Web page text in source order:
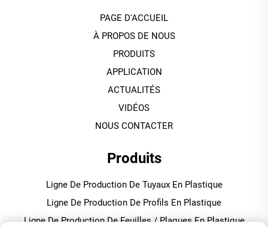
PAGE D'ACCUEIL
À PROPOS DE NOUS
PRODUITS
APPLICATION
ACTUALITÉS
VIDÉOS
NOUS CONTACTER
Produits
Ligne De Production De Tuyaux En Plastique
Ligne De Production De Profils En Plastique
Ligne De Production De Feuilles / Plaques En Plastique